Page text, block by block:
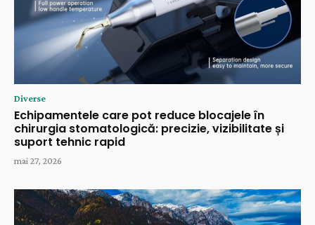
Diverse
Echipamentele care pot reduce blocajele în
chirurgia stomatologică: precizie, vizibilitate și
suport tehnic rapid
mai 27, 2026